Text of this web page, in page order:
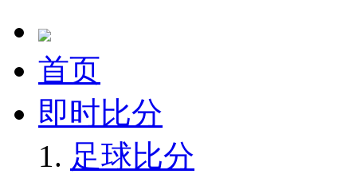
首页
即时比分
足球比分